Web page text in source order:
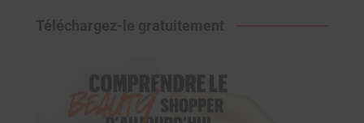
Téléchargez-le gratuitement